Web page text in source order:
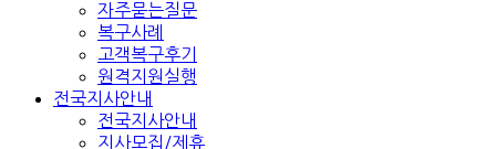
자주묻는질문
복구사례
고객복구후기
원격지원실행
전국지사안내
전국지사안내
지사모집/제휴